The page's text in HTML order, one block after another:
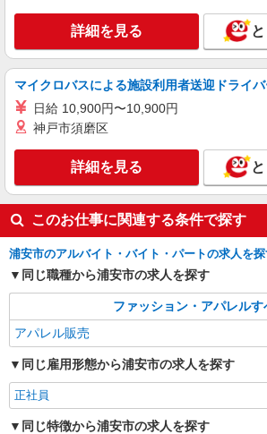
詳細を見る
マイクロバスによる施設利用者送迎ドライ
日給 10,900円〜10,900円
神戸市須磨区
詳細を見る
このお仕事に関連する条件で探す
浦安市のアルバイト・バイト・パートの求人を
同じ職種から浦安市の求人を探す
ファッション・アパレルす
アパレル販売
同じ雇用形態から浦安市の求人を探す
正社員
同じ特徴から浦安市の求人を探す